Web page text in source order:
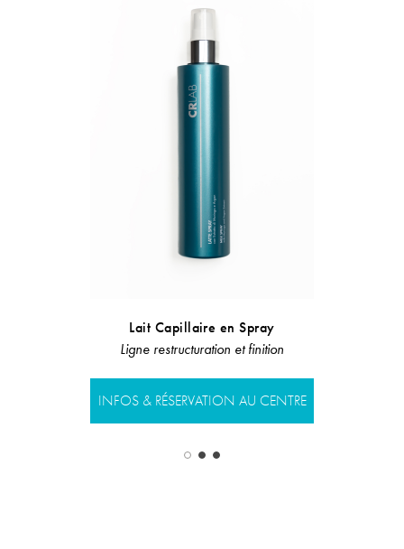
Lait Capillaire en Spray
Ligne restructuration et finition
INFOS & RÉSERVATION AU CENTRE